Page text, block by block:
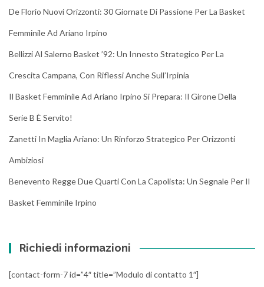
De Florio Nuovi Orizzonti: 30 Giornate Di Passione Per La Basket
Femminile Ad Ariano Irpino
Bellizzi Al Salerno Basket ’92: Un Innesto Strategico Per La
Crescita Campana, Con Riflessi Anche Sull’Irpinia
Il Basket Femminile Ad Ariano Irpino Si Prepara: Il Girone Della
Serie B È Servito!
Zanetti In Maglia Ariano: Un Rinforzo Strategico Per Orizzonti
Ambiziosi
Benevento Regge Due Quarti Con La Capolista: Un Segnale Per Il
Basket Femminile Irpino
Richiedi informazioni
[contact-form-7 id=”4″ title=”Modulo di contatto 1″]